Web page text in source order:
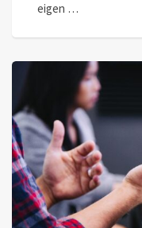
eigen …